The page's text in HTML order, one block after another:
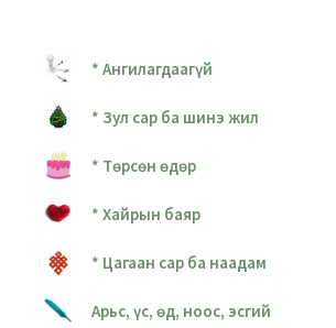
* Ангилагдаагүй
* Зул сар ба шинэ жил
* Төрсөн өдөр
* Хайрын баяр
* Цагаан сар ба наадам
Арьс, үс, өд, ноос, эсгий